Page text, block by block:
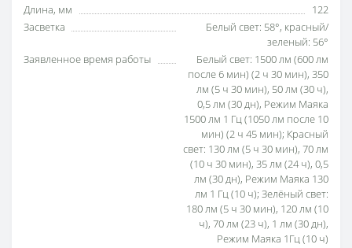
Длина, мм
122
Засветка
Белый свет: 58°, красный/
зеленый: 56°
Заявленное время работы
Белый свет: 1500 лм (600 лм
после 6 мин) (2 ч 30 мин), 350
лм (5 ч 30 мин), 50 лм (30 ч),
0,5 лм (30 дн), Режим Маяка
1500 лм 1 Гц (1050 лм после 10
мин) (2 ч 45 мин); Красный
свет: 130 лм (5 ч 30 мин), 70 лм
(10 ч 30 мин), 35 лм (24 ч), 0,5
лм (30 дн), Режим Маяка 130
лм 1 Гц (10 ч); Зелёный свет:
180 лм (5 ч 30 мин), 120 лм (10
ч), 70 лм (23 ч), 1 лм (30 дн),
Режим Маяка 1Гц (10 ч)